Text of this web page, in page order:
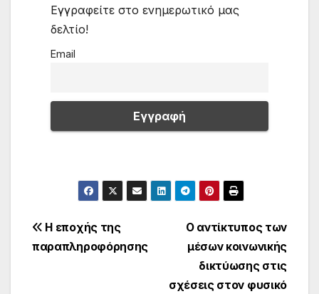
Εγγραφείτε στο ενημερωτικό μας
δελτίο!
Email
Πλοήγηση
άρθρων
O αντίκτυπος των
μέσων κοινωνικής
δικτύωσης στις
σχέσεις στον φυσικό
Η εποχής της
παραπληροφόρησης